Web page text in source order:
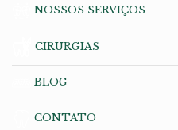
NOSSOS SERVIÇOS
CIRURGIAS
BLOG
CONTATO